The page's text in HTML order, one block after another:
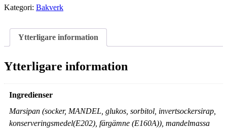
Kategori: Bakverk
Ytterligare information
Ytterligare information
Ingredienser
Marsipan (socker, MANDEL, glukos, sorbitol, invertsockersirap,
konserveringsmedel(E202), färgämne (E160A)), mandelmassa